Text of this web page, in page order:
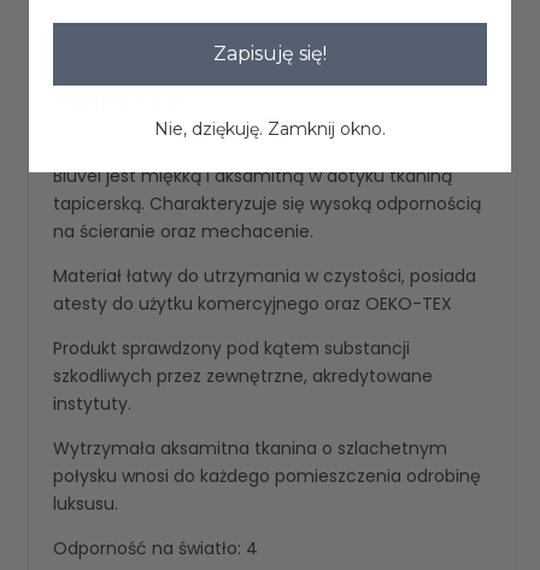
Bluvel jest miękką i aksamitną w dotyku tkaniną
tapicerską. Charakteryzuje się wysoką odpornością
na ścieranie oraz mechacenie.
Materiał łatwy do utrzymania w czystości, posiada
atesty do użytku komercyjnego oraz OEKO-TEX
Produkt sprawdzony pod kątem substancji
szkodliwych przez zewnętrzne, akredytowane
instytuty.
Wytrzymała aksamitna tkanina o szlachetnym
połysku wnosi do każdego pomieszczenia odrobinę
luksusu.
Odporność na światło: 4
Zapisuję się!
Nie, dziękuję. Zamknij okno.